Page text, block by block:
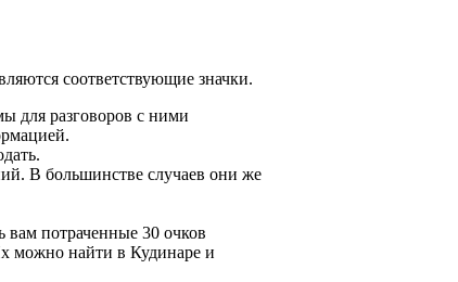
соответствующие значки.
для разговоров с ними
В большинстве случаев они же
вам потраченные 30 очков
можно найти в Кудинаре и